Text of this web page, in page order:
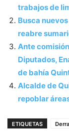
trabajos de
Busca
reabre
Ante
Diputados,
de bahía
Alcalde de
repoblar
ETIQUETAS